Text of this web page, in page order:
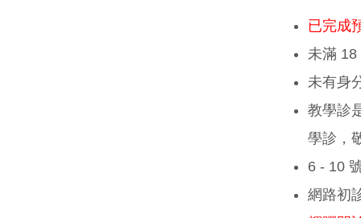
已完成
未滿 18
未有身
教學診
學診，
6 - 10
網路初